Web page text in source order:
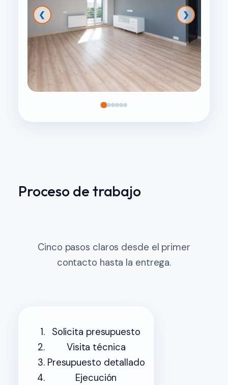
❮ ❯
Proceso de trabajo
Cinco pasos claros desde el primer
contacto hasta la entrega.
Solicita presupuesto
Visita técnica
Presupuesto detallado
Ejecución